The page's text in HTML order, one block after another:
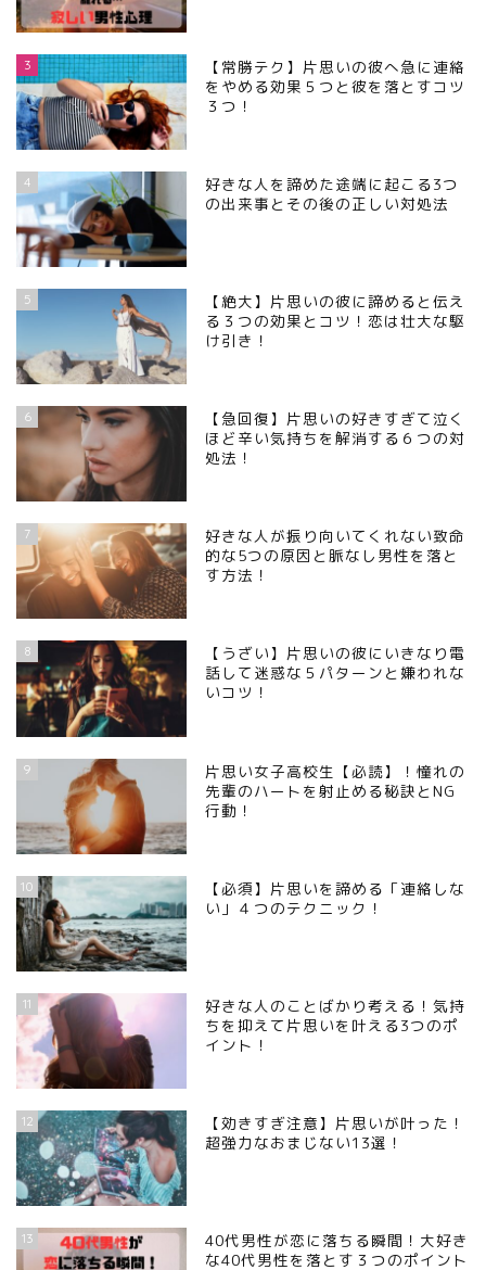
3
【常勝テク】片思いの彼へ急に連絡
をやめる効果５つと彼を落とすコツ
３つ！
4
好きな人を諦めた途端に起こる3つ
の出来事とその後の正しい対処法
5
【絶大】片思いの彼に諦めると伝え
る３つの効果とコツ！恋は壮大な駆
け引き！
6
【急回復】片思いの好きすぎて泣く
ほど辛い気持ちを解消する６つの対
処法！
7
好きな人が振り向いてくれない致命
的な5つの原因と脈なし男性を落と
す方法！
8
【うざい】片思いの彼にいきなり電
話して迷惑な５パターンと嫌われな
いコツ！
9
片思い女子高校生【必読】！憧れの
先輩のハートを射止める秘訣とNG
行動！
10
【必須】片思いを諦める「連絡しな
い」４つのテクニック！
11
好きな人のことばかり考える！気持
ちを抑えて片思いを叶える3つのポ
イント！
12
【効きすぎ注意】片思いが叶った！
超強力なおまじない13選！
13
40代男性が恋に落ちる瞬間！大好き
な40代男性を落とす３つのポイント